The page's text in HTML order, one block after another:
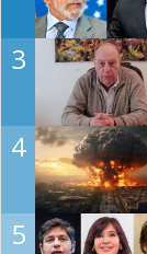
3
4
5